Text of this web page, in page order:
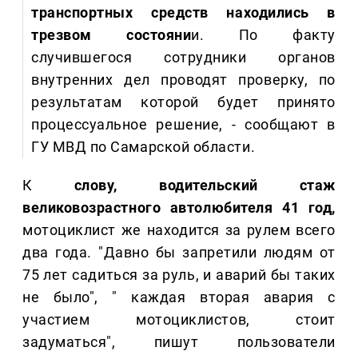
транспортных средств находились в
трезвом состоянии. По факту
случившегося сотрудники органов
внутренних дел проводят проверку, по
результатам которой будет принято
процессуальное решение, - сообщают в
ГУ МВД по Самарской области.
К слову, водительский стаж
великовозрастного автолюбителя 41 год,
мотоциклист же находится за рулем всего
два года. "Давно бы запретили людям от
75 лет садиться за руль, и аварий бы таких
не было", " каждая вторая авария с
участием мотоциклистов, стоит
задуматься", пишут пользователи